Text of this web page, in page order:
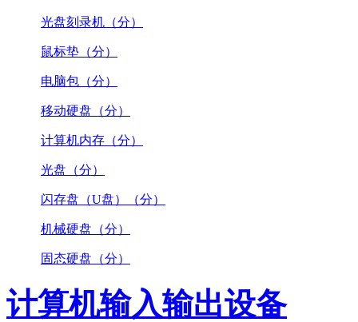
光盘刻录机（分）
鼠标垫（分）
电脑包（分）
移动硬盘（分）
计算机内存（分）
光盘（分）
闪存盘（U盘）（分）
机械硬盘（分）
固态硬盘（分）
计算机输入输出设备